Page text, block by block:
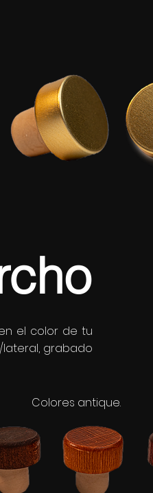
el color de tu
grabado
Colores antique.